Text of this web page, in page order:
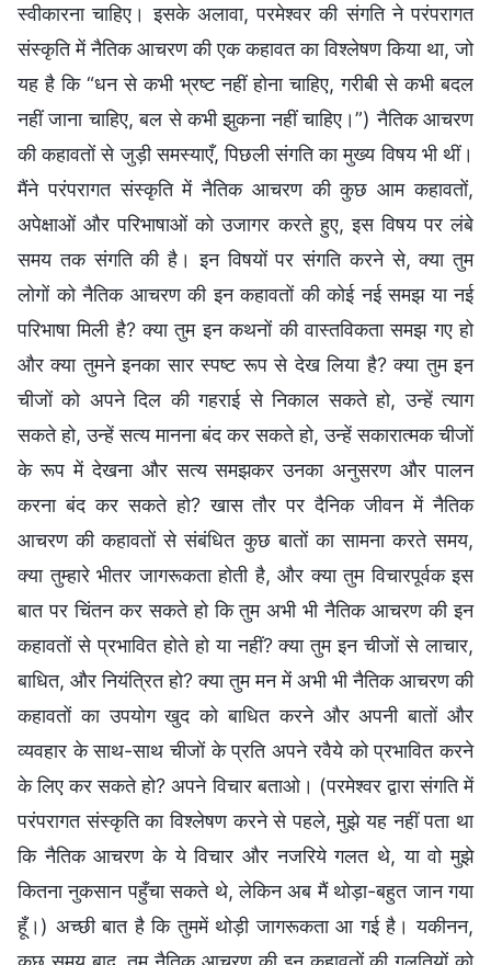
स्वीकारना चाहिए। इसके अलावा, परमेश्वर की संगति ने परंपरागत
संस्कृति में नैतिक आचरण की एक कहावत का विश्लेषण किया था, जो
यह है कि “धन से कभी भ्रष्ट नहीं होना चाहिए, गरीबी से कभी बदल
नहीं जाना चाहिए, बल से कभी झुकना नहीं चाहिए।”) नैतिक आचरण
की कहावतों से जुड़ी समस्याएँ, पिछली संगति का मुख्य विषय भी थीं।
मैंने परंपरागत संस्कृति में नैतिक आचरण की कुछ आम कहावतों,
अपेक्षाओं और परिभाषाओं को उजागर करते हुए, इस विषय पर लंबे
समय तक संगति की है। इन विषयों पर संगति करने से, क्या तुम
लोगों को नैतिक आचरण की इन कहावतों की कोई नई समझ या नई
परिभाषा मिली है? क्या तुम इन कथनों की वास्तविकता समझ गए हो
और क्या तुमने इनका सार स्पष्ट रूप से देख लिया है? क्या तुम इन
चीजों को अपने दिल की गहराई से निकाल सकते हो, उन्हें त्याग
सकते हो, उन्हें सत्य मानना बंद कर सकते हो, उन्हें सकारात्मक चीजों
के रूप में देखना और सत्य समझकर उनका अनुसरण और पालन
करना बंद कर सकते हो? खास तौर पर दैनिक जीवन में नैतिक
आचरण की कहावतों से संबंधित कुछ बातों का सामना करते समय,
क्या तुम्हारे भीतर जागरूकता होती है, और क्या तुम विचारपूर्वक इस
बात पर चिंतन कर सकते हो कि तुम अभी भी नैतिक आचरण की इन
कहावतों से प्रभावित होते हो या नहीं? क्या तुम इन चीजों से लाचार,
बाधित, और नियंत्रित हो? क्या तुम मन में अभी भी नैतिक आचरण की
कहावतों का उपयोग खुद को बाधित करने और अपनी बातों और
व्यवहार के साथ-साथ चीजों के प्रति अपने रवैये को प्रभावित करने
के लिए कर सकते हो? अपने विचार बताओ। (परमेश्वर द्वारा संगति में
परंपरागत संस्कृति का विश्लेषण करने से पहले, मुझे यह नहीं पता था
कि नैतिक आचरण के ये विचार और नजरिये गलत थे, या वो मुझे
कितना नुकसान पहुँचा सकते थे, लेकिन अब मैं थोड़ा-बहुत जान गया
हूँ।) अच्छी बात है कि तुममें थोड़ी जागरूकता आ गई है। यकीनन,